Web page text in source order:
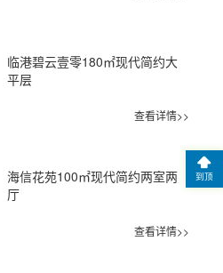
临港碧云壹零180㎡现代简约大
平层
查看详情>>
海信花苑100㎡现代简约两室两
厅
查看详情>>
到顶